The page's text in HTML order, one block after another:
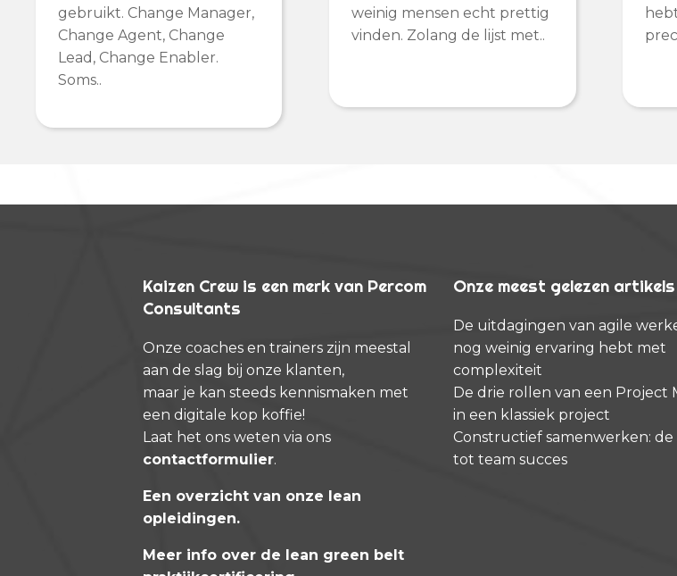
gebruikt. Change Manager,
Change Agent, Change
Lead, Change Enabler.
Soms..
weinig mensen echt prettig
vinden. Zolang de lijst met..
Kaizen Crew is een merk van Percom
Consultants
Onze coaches en trainers zijn meestal
aan de slag bij onze klanten,
maar je kan steeds kennismaken met
een digitale kop koffie!
Laat het ons weten via ons
contactformulier.
Een overzicht van onze lean
opleidingen.
Meer info over de lean green belt
Onze meest gelezen artikels
De uitdagingen van agile
nog weinig ervaring hebt met
complexiteit
De drie rollen van een Project
in een klassiek project
Constructief samenwerken: de
tot team succes